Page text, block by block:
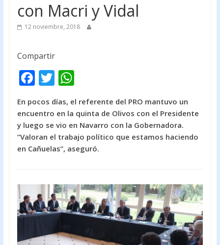
con Macri y Vidal
12 noviembre, 2018
Compartir
F
e
b
o
o
T
w
itt
er
W
h
at
s
A
p
En pocos días, el referente del PRO mantuvo un
encuentro en la quinta de Olivos con el Presidente
y luego se vio en Navarro con la Gobernadora.
“Valoran el trabajo político que estamos haciendo
en Cañuelas”, aseguró.